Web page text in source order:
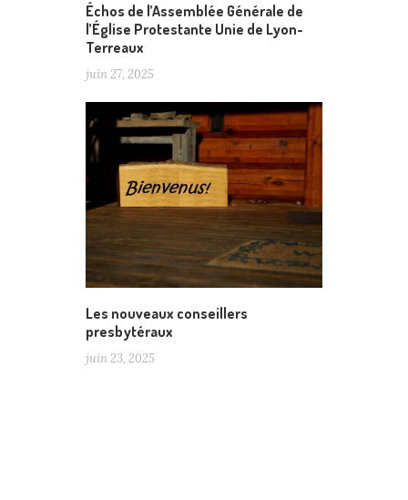
Échos de l’Assemblée Générale de
l’Église Protestante Unie de Lyon-
Terreaux
juin 27, 2025
Les nouveaux conseillers
presbytéraux
juin 23, 2025